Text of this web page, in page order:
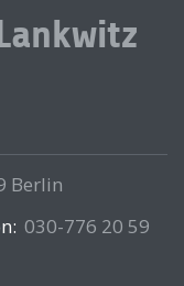
Berlin
030-776 20 59